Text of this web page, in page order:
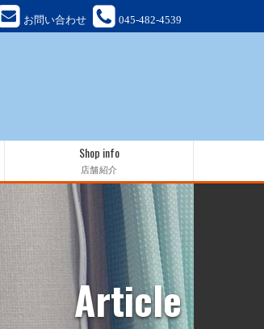
お問い合わせ 045-482-4539
Shop info
店舗紹介
Article